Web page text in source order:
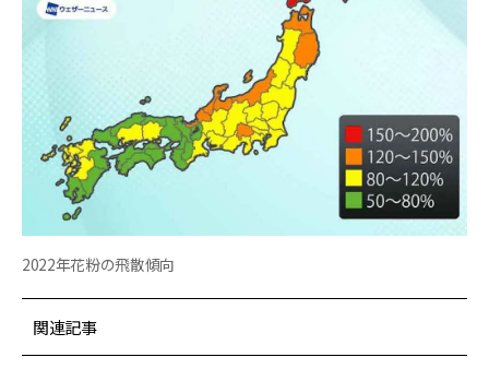
2022年花粉の飛散傾向
関連記事